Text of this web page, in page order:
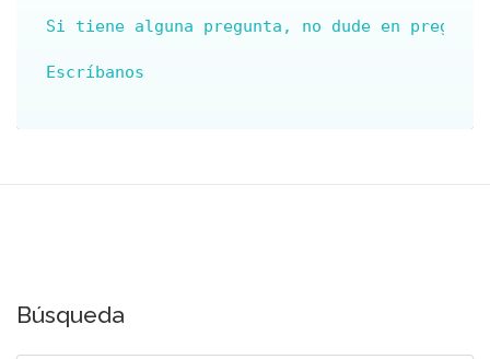
Si tiene alguna pregunta, no dude en
Búsqueda